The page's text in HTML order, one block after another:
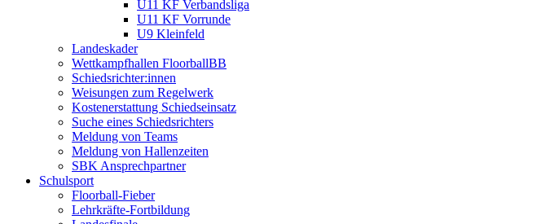
U11 KF Verbandsliga
U11 KF Vorrunde
U9 Kleinfeld
Landeskader
Wettkampfhallen FloorballBB
Schiedsrichter:innen
Weisungen zum Regelwerk
Kostenerstattung Schiedseinsatz
Suche eines Schiedsrichters
Meldung von Teams
Meldung von Hallenzeiten
SBK Ansprechpartner
Schulsport
Floorball-Fieber
Lehrkräfte-Fortbildung